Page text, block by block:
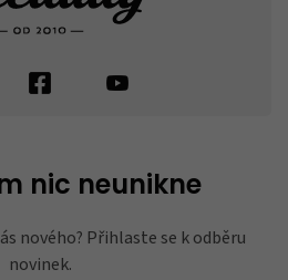
nic neunikne
nového? Přihlaste se k odběru
novinek.